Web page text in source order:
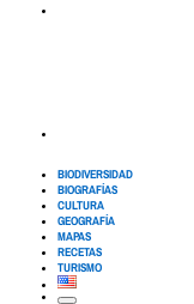
BIODIVERSIDAD
BIOGRAFÍAS
CULTURA
GEOGRAFÍA
MAPAS
RECETAS
TURISMO